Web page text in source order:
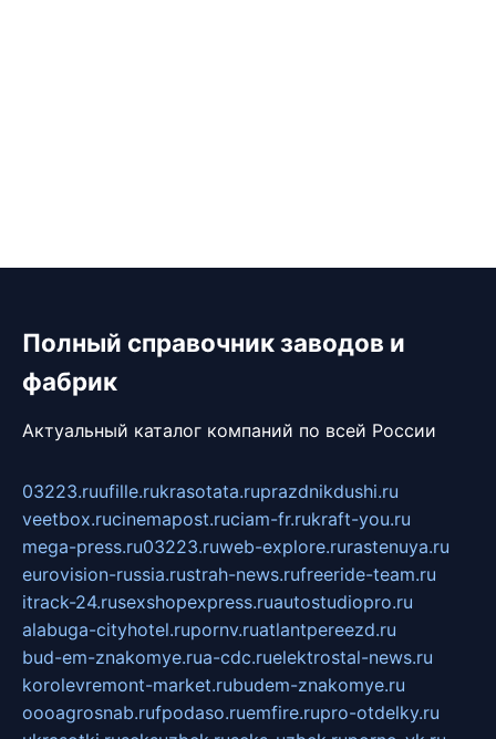
Полный справочник заводов и
фабрик
Актуальный каталог компаний по всей России
03223.ruufille.rukrasotata.ruprazdnikdushi.ru
veetbox.rucinemapost.ruciam-fr.rukraft-you.ru
mega-press.ru03223.ruweb-explore.rurastenuya.ru
eurovision-russia.rustrah-news.rufreeride-team.ru
itrack-24.rusexshopexpress.ruautostudiopro.ru
alabuga-cityhotel.rupornv.ruatlantpereezd.ru
bud-em-znakomye.rua-cdc.ruelektrostal-news.ru
korolevremont-market.rubudem-znakomye.ru
oooagrosnab.rufpodaso.ruemfire.rupro-otdelky.ru